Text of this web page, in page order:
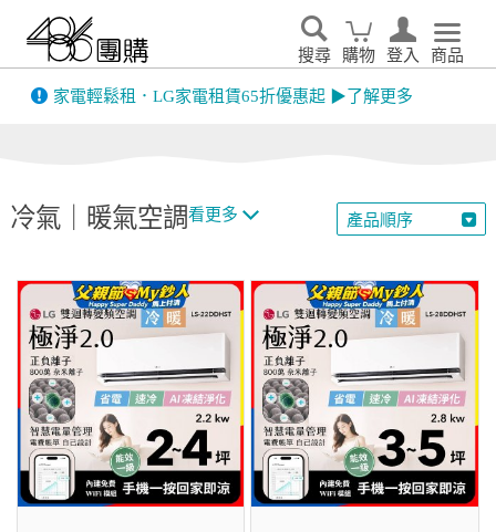
搜尋 購物 登入 商品
家電輕鬆租．LG家電租賃65折優惠起 ▶了解更多
冷氣｜暖氣空調看更多 產品順序